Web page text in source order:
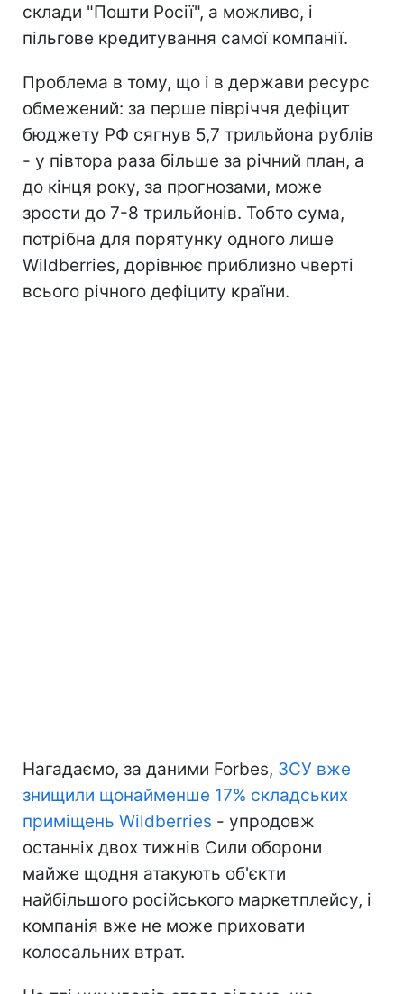
склади "Пошти Росії", а можливо, і
пільгове кредитування самої компанії.
Проблема в тому, що і в держави ресурс
обмежений: за перше півріччя дефіцит
бюджету РФ сягнув 5,7 трильйона рублів
- у півтора раза більше за річний план, а
до кінця року, за прогнозами, може
зрости до 7-8 трильйонів. Тобто сума,
потрібна для порятунку одного лише
Wildberries, дорівнює приблизно чверті
всього річного дефіциту країни.
Нагадаємо, за даними Forbes, ЗСУ вже
знищили щонайменше 17% складських
приміщень Wildberries - упродовж
останніх двох тижнів Сили оборони
майже щодня атакують об'єкти
найбільшого російського маркетплейсу, і
компанія вже не може приховати
колосальних втрат.